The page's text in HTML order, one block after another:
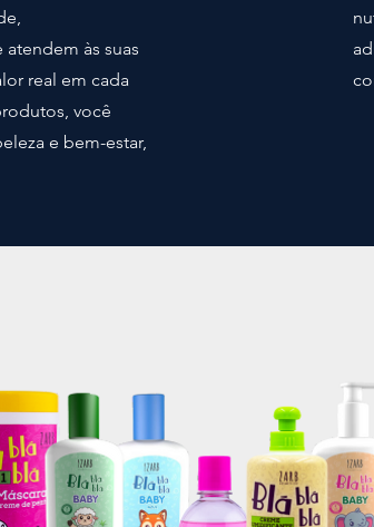
às suas
real em cada
você
e bem-estar,